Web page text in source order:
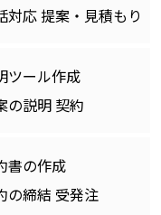
対応 提案・見積もり
ツール作成
の説明 契約
書の作成
の締結 受発注